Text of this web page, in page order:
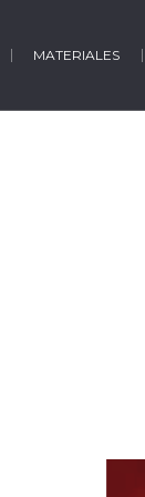
MATERIALES